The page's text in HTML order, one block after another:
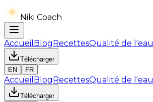
Niki Coach
Accueil BlogRecettesQualité de l'eau
Télécharger
EN
FR
Accueil BlogRecettesQualité de l'eau
Télécharger